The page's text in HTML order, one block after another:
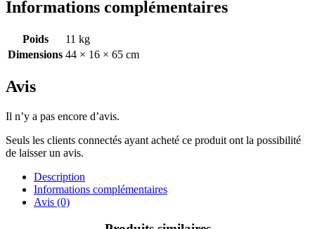
Informations complémentaires
Poids
11 kg
Dimensions 44 × 16 × 65 cm
Avis
Il n’y a pas encore d’avis.
Seuls les clients connectés ayant acheté ce produit ont la possibilité
de laisser un avis.
Description
Informations complémentaires
Avis (0)